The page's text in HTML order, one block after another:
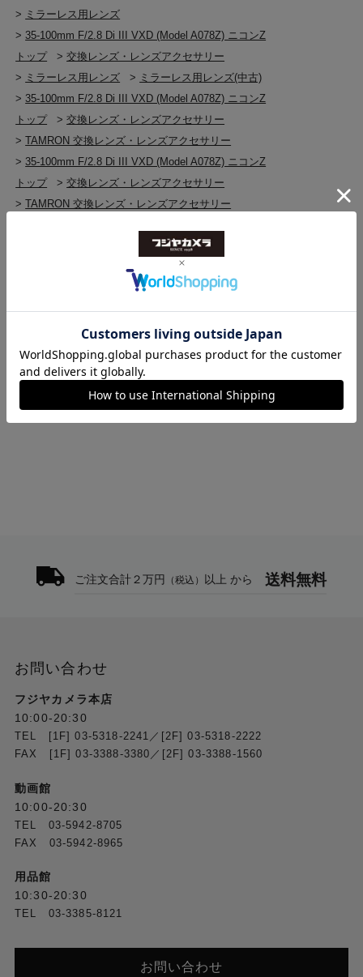
> ミラーレス用レンズ
> 35-100mm F/2.8 Di III VXD (Model A078Z) ニコンZ
トップ
>交換レンズ・レンズアクセサリー
> ミラーレス用レンズ > ミラーレス用レンズ(中古)
> 35-100mm F/2.8 Di III VXD (Model A078Z) ニコンZ
トップ
>交換レンズ・レンズアクセサリー
>TAMRON 交換レンズ・レンズアクセサリー
> 35-100mm F/2.8 Di III VXD (Model A078Z) ニコンZ
トップ
>交換レンズ・レンズアクセサリー
>TAMRON 交換レンズ・レンズアクセサリー
35-100mm F/2.8 Di III VXD (Model A078Z) ニコンZ
交換レンズ・レンズアクセサリー
Nikon Zマウント（FX/DX）
>35-100mm F/2.8 Di III VXD (Model A078Z) ニコンZ
交換レンズ・レンズアクセサリー
>交換レンズ・レンズアクセサリー(中古)
>35-100mm F/2.8 Di III VXD (Model A078Z) ニコンZ
TAMRON
>35-100mm F/2.8 Di III VXD (Model A078Z) ニコンZ
ご注文合計２万円 （税込） 以上 から 送料無料
お問い合わせ
フジヤカメラ本店
10:00-20:30
TEL [1F] 03-5318-2241／[2F] 03-5318-2222
FAX [1F] 03-3388-3380／[2F] 03-3388-1560
動画館
10:00-20:30
TEL 03-5942-8705
FAX 03-5942-8965
用品館
10:30-20:30
TEL 03-3385-8121
お問い合わせ